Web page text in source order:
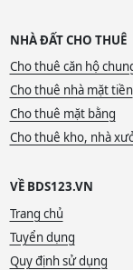
NHÀ ĐẤT CHO THUÊ
Cho thuê căn hộ
Cho thuê nhà mặt tiền
Cho thuê mặt bằng
Cho thuê kho, nhà
VỀ BDS123.VN
Trang chủ
Tuyển dụng
Quy định sử dụng